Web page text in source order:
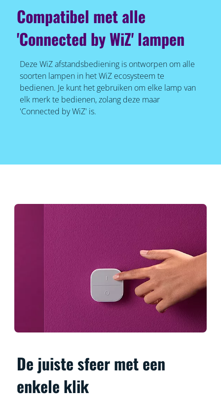
Compatibel met alle
'Connected by WiZ' lampen
Deze WiZ afstandsbediening is ontworpen om alle
soorten lampen in het WiZ ecosysteem te
bedienen. Je kunt het gebruiken om elke lamp van
elk merk te bedienen, zolang deze maar
'Connected by WiZ' is.
De juiste sfeer met een
enkele klik